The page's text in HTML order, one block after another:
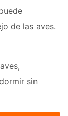
de las aves.
sin